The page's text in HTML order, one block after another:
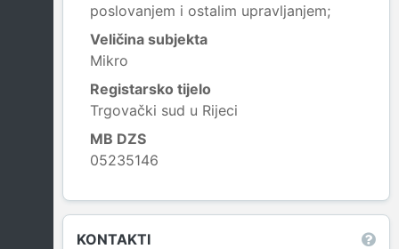
poslovanjem i ostalim upravljanjem;
Veličina subjekta
Mikro
Registarsko tijelo
Trgovački sud u Rijeci
MB DZS
05235146
KONTAKTI